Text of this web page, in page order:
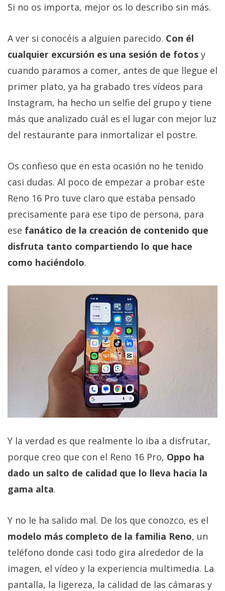
Si no os importa, mejor os lo describo sin más.
A ver si conocéis a alguien parecido. Con él
cualquier excursión es una sesión de fotos y
cuando paramos a comer, antes de que llegue el
primer plato, ya ha grabado tres vídeos para
Instagram, ha hecho un selfie del grupo y tiene
más que analizado cuál es el lugar con mejor luz
del restaurante para inmortalizar el postre.
Os confieso que en esta ocasión no he tenido
casi dudas. Al poco de empezar a probar este
Reno 16 Pro tuve claro que estaba pensado
precisamente para ese tipo de persona, para
ese fanático de la creación de contenido que
disfruta tanto compartiendo lo que hace
como haciéndolo.
Y la verdad es que realmente lo iba a disfrutar,
porque creo que con el Reno 16 Pro, Oppo ha
dado un salto de calidad que lo lleva hacia la
gama alta.
Y no le ha salido mal. De los que conozco, es el
modelo más completo de la familia Reno, un
teléfono donde casi todo gira alrededor de la
imagen, el vídeo y la experiencia multimedia. La
pantalla, la ligereza, la calidad de las cámaras y